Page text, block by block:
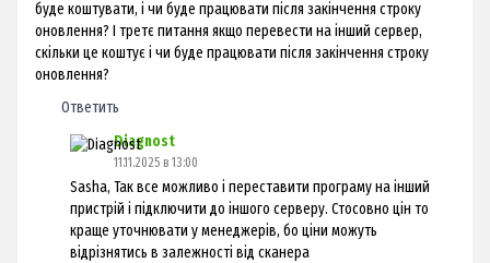
буде коштувати, і чи буде працювати після закінчення строку
оновлення? І третє питання якщо перевести на інший сервер,
скільки це коштує і чи буде працювати після закінчення строку
оновлення?
Ответить
Diagnost
11.11.2025 в 13:00
Sasha, Так все можливо і переставити програму на інший
пристрій і підключити до іншого серверу. Стосовно цін то
краще уточнювати у менеджерів, бо ціни можуть
відрізнятись в залежності від сканера